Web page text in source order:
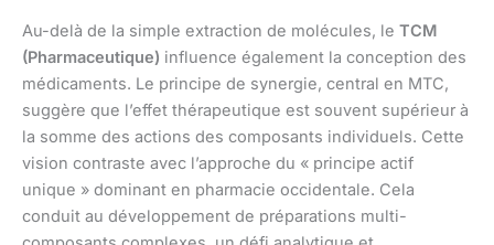
Au-delà de la simple extraction de molécules, le TCM
(Pharmaceutique) influence également la conception des
médicaments. Le principe de synergie, central en MTC,
suggère que l’effet thérapeutique est souvent supérieur à
la somme des actions des composants individuels. Cette
vision contraste avec l’approche du « principe actif
unique » dominant en pharmacie occidentale. Cela
conduit au développement de préparations multi-